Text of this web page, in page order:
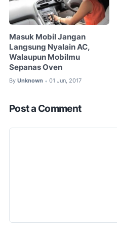
Masuk Mobil Jangan
Langsung Nyalain AC,
Walaupun Mobilmu
Sepanas Oven
By Unknown • 01 Jun, 2017
Post a Comment